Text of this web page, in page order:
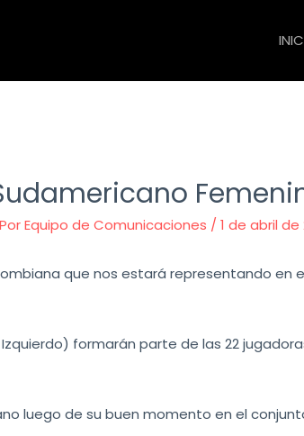
Equipo de Comunicaciones /1 de abril de
que nos estará representando en
formarán parte de las 22
luego de su buen momento en el